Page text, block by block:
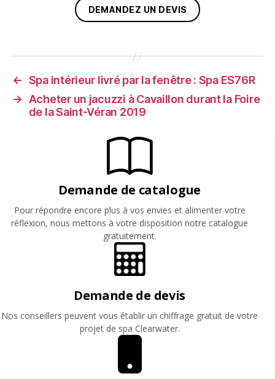
DEMANDEZ UN DEVIS
← Spa intérieur livré par la fenêtre : Spa ES76R
→ Acheter un jacuzzi à Cavaillon durant la Foire
de la Saint-Véran 2019
Demande de catalogue
Pour répondre encore plus à vos envies et alimenter votre
réflexion, nous mettons à votre disposition notre catalogue
gratuitement.
Demande de devis
Nos conseillers peuvent vous établir un chiffrage gratuit de votre
projet de spa Clearwater.